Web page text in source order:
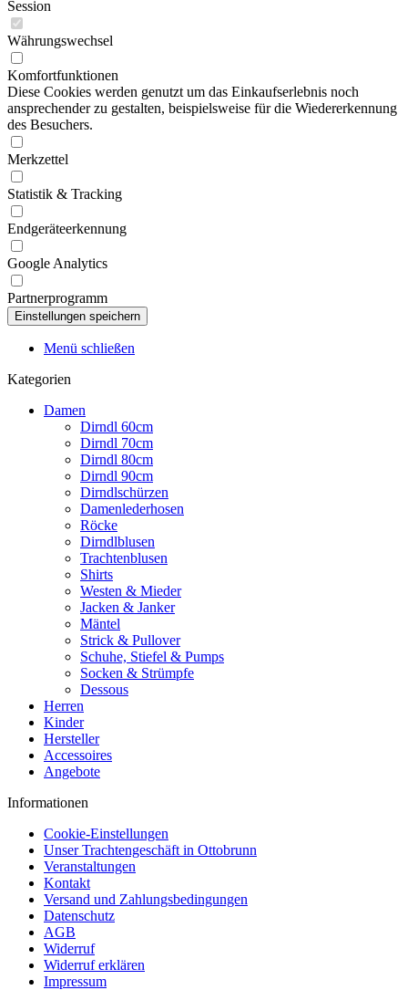
Session
Währungswechsel
Komfortfunktionen
Diese Cookies werden genutzt um das Einkaufserlebnis noch
ansprechender zu gestalten, beispielsweise für die Wiedererkennung
des Besuchers.
Merkzettel
Statistik & Tracking
Endgeräteerkennung
Google Analytics
Partnerprogramm
Menü schließen
Kategorien
Damen
Dirndl 60cm
Dirndl 70cm
Dirndl 80cm
Dirndl 90cm
Dirndlschürzen
Damenlederhosen
Röcke
Dirndlblusen
Trachtenblusen
Shirts
Westen & Mieder
Jacken & Janker
Mäntel
Strick & Pullover
Schuhe, Stiefel & Pumps
Socken & Strümpfe
Dessous
Herren
Kinder
Hersteller
Accessoires
Angebote
Informationen
Cookie-Einstellungen
Unser Trachtengeschäft in Ottobrunn
Veranstaltungen
Kontakt
Versand und Zahlungsbedingungen
Datenschutz
AGB
Widerruf
Widerruf erklären
Impressum